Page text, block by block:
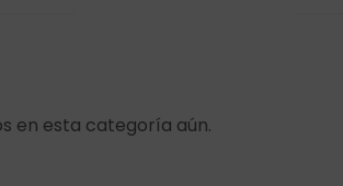
en esta categoría aún.